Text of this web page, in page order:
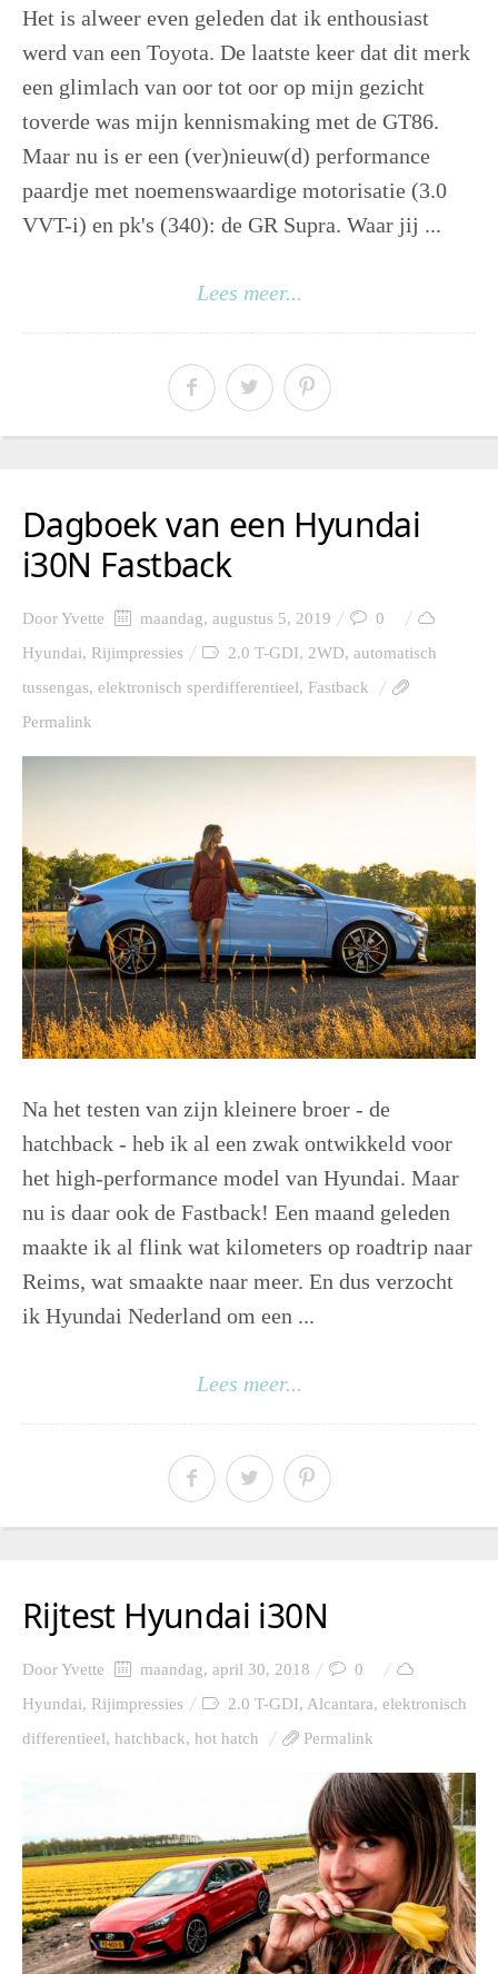
Het is alweer even geleden dat ik enthousiast
werd van een Toyota. De laatste keer dat dit merk
een glimlach van oor tot oor op mijn gezicht
toverde was mijn kennismaking met de GT86.
Maar nu is er een (ver)nieuw(d) performance
paardje met noemenswaardige motorisatie (3.0
VVT-i) en pk's (340): de GR Supra. Waar jij ...
Lees meer...
Dagboek van een Hyundai
i30N Fastback
DoorYvette maandag, augustus 5, 2019
0
Hyundai, Rijimpressies 2.0 T-GDI, 2WD, automatisch
tussengas, elektronisch sperdifferentieel, Fastback
Permalink
Na het testen van zijn kleinere broer - de
hatchback - heb ik al een zwak ontwikkeld voor
het high-performance model van Hyundai. Maar
nu is daar ook de Fastback! Een maand geleden
maakte ik al flink wat kilometers op roadtrip naar
Reims, wat smaakte naar meer. En dus verzocht
ik Hyundai Nederland om een ...
Lees meer...
Rijtest Hyundai i30N
DoorYvette maandag, april 30, 2018
0
Hyundai, Rijimpressies 2.0 T-GDI, Alcantara, elektronisch
differentieel, hatchback, hot hatch Permalink